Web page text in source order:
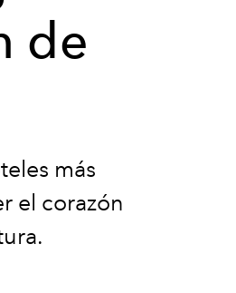
de
más
el corazón